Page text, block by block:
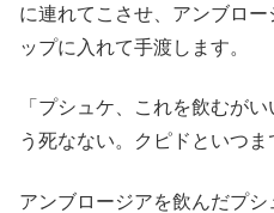
に連れてこさせ、アンブロ
ップに入れて手渡します。
「プシュケ、これを飲むが
う死なない。クピドといつま
アンブロージアを飲んだプシ